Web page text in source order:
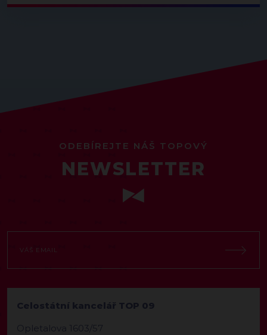
ODEBÍREJTE NÁŠ TOPOVÝ
NEWSLETTER
Celostátní kancelář TOP 09
Opletalova 1603/57